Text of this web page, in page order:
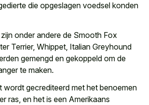
die opgeslagen voedsel konden
onder andere de Smooth Fox
Terrier, Whippet, Italian Greyhound
gemengd en gekoppeld om de
te maken.
wordt gecrediteerd met het benoemen
ras, en het is een Amerikaans